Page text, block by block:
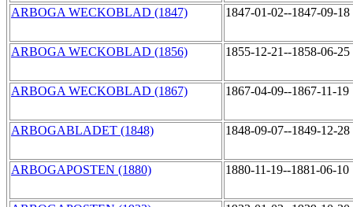
ARBOGA WECKOBLAD (1847) 1847-01-02--1847-09-18
ARBOGA WECKOBLAD (1856) 1855-12-21--1858-06-25
ARBOGA WECKOBLAD (1867) 1867-04-09--1867-11-19
ARBOGABLADET (1848) 1848-09-07--1849-12-28
ARBOGAPOSTEN (1880) 1880-11-19--1881-06-10